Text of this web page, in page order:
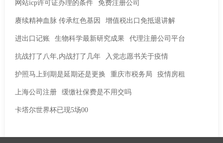
网站icp许可证办理的条件 免费注册公司
赓续精神血脉 传承红色基因 增值税出口免抵退讲解
进出口记账 生物科学最新研究成果 代理注册公司平台
抗战打了八年,内战打了几年 入党志愿书关于疫情
护照马上到期是延期还是更换 重庆市税务局 疫情房租
上海公司注册 缓缴社保费是不用交吗
卡塔尔世界杯已现5场00